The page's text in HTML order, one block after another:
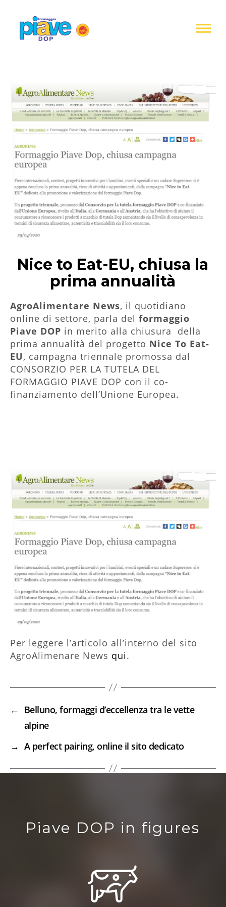
Nice to Eat-EU, chiusa la
prima annualità
AgroAlimentare News, il quotidiano
online di settore, parla del formaggio
Piave DOP in merito alla chiusura della
prima annualità del progetto Nice To Eat-
EU, campagna triennale promossa dal
CONSORZIO PER LA TUTELA DEL
FORMAGGIO PIAVE DOP con il co-
finanziamento dell’Unione Europea.
Per leggere l’articolo all’interno del sito
AgroAlimenare News qui.
← Belluno, formaggi d’eccellenza tra le vette
alpine
→ A perfect pairing, online il sito dedicato
Piave DOP in figures